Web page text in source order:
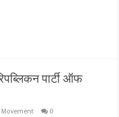
पार्टी ऑफ
Movement 0